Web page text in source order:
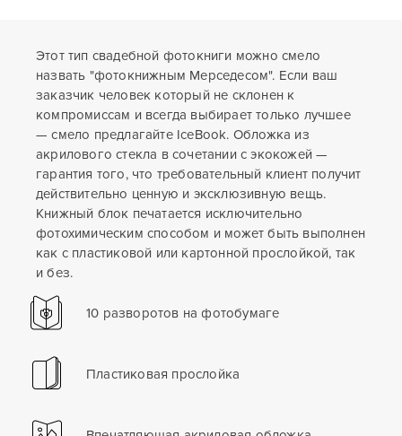
Этот тип свадебной фотокниги можно смело
назвать "фотокнижным Мерседесом". Если ваш
заказчик человек который не склонен к
компромиссам и всегда выбирает только лучшее
— смело предлагайте IceBook. Обложка из
акрилового стекла в сочетании с экокожей —
гарантия того, что требовательный клиент получит
действительно ценную и эксклюзивную вещь.
Книжный блок печатается исключительно
фотохимическим способом и может быть выполнен
как с пластиковой или картонной прослойкой, так
и без.
10 разворотов на фотобумаге
Пластиковая прослойка